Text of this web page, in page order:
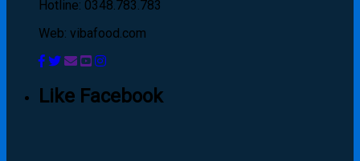
Hotline: 0348.783.783
Web: vibafood.com
Like Facebook